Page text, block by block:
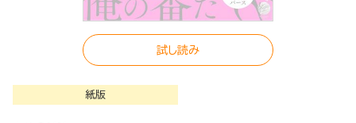
試し読み
紙版